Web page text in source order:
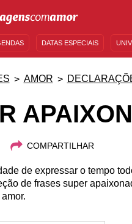
DATAS ESPECIAIS
AMOR
COMPARTILHAR
de expressar o tempo
de frases super
amor.